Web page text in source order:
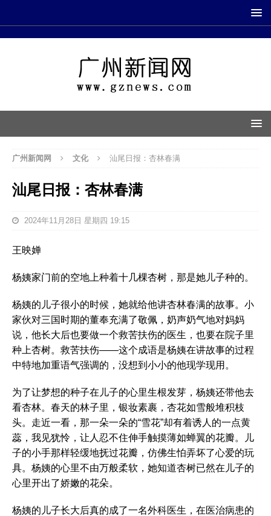
广州新闻网 文化 汕尾日报：杏林春满
汕尾日报：杏林春满
2024年11月28日 星期四 19:15
王映婵
杨姨家门前的空地上种着十几棵杏树，那是她儿子种的。
杨姨的儿子很小的时候，她就给他讲杏林春满的故事。小
家伙对三国时期的董奉充满了敬佩，奶声奶气地对妈妈
说，他长大后也要做一个救苦扶伤的医生，也要在院子里
种上杏树。救苦扶伤——这个成语是杨姨在讲故事的过程
中特地加重语气强调的，没想到小小的他现学现用。
为了让梦想的种子在儿子的心里生根发芽，杨姨还带他去
看杏林。春天的林子里，银妆素裹，杏花如雪般堆积枝
头。走近一看，那一朵一朵的“雪花”却有着诱人的一点黄
蕊，我见犹怜，让人忍不住伸手触摸薄如蝉翼的花瓣。儿
子的小手那样轻缓地抚过花瓣，仿佛生怕弄坏了心爱的玩
具。杨姨的心里不由万般柔软，她知道杏树已然在儿子的
心里开出了娇嫩的花朵。
杨姨的儿子长大后真的成了一名外科医生，在医治病患的